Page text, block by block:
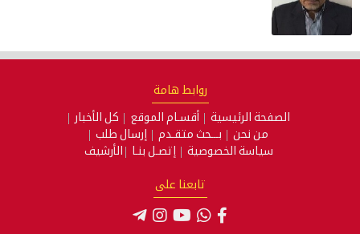
روابط هامة
الصفحة الرئيسية أقسـام الموقع
كل الأخبار
من نحن
بـــحث متقـدم
إرسال طلب
سياسة الخصوصية
إتصـل بنـا الأرشيف
تابعنا على